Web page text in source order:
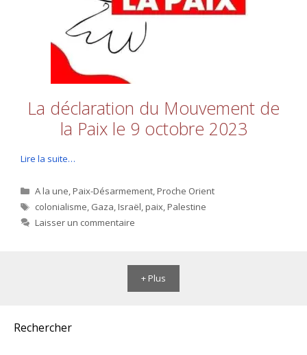
La déclaration du Mouvement de
la Paix le 9 octobre 2023
Lire la suite…
Catégories
A la une,Paix-Désarmement,Proche Orient
Étiquettes
colonialisme, Gaza,Israël,paix,Palestine
Laisser un commentaire
+ Plus
Rechercher